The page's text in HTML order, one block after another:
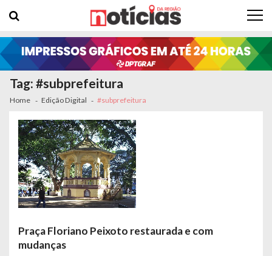
Tag: #subprefeitura
Home Edição Digital #subprefeitura
Praça Floriano Peixoto restaurada e com
mudanças